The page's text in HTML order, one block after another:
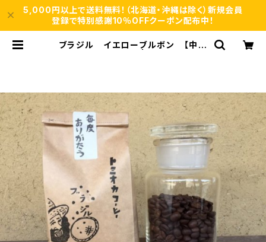
5,000円以上で送料無料！（北海道・沖縄は除く）新規会員
登録で特別感謝10％OFFクーポン配布中！
ブラジル イエローブルボン 【中深